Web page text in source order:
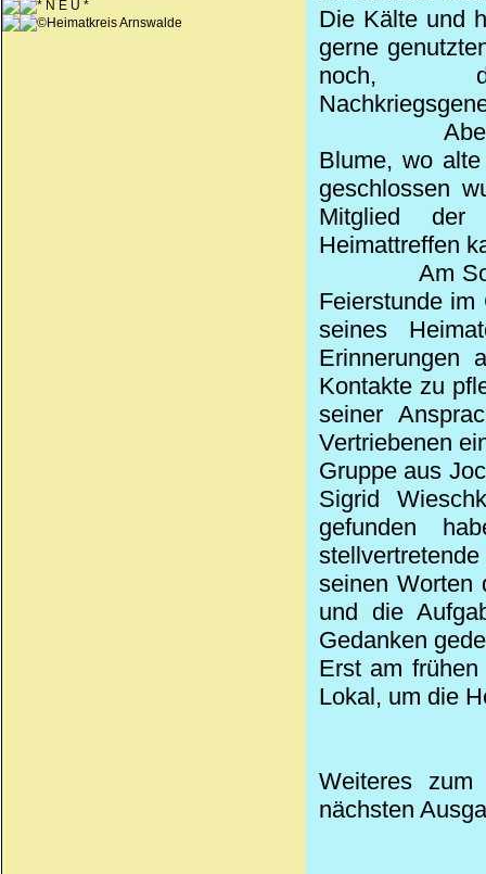
* N E U *
©Heimatkreis Arnswalde
Die Kälte und
gerne
noch,
Blume, wo
geschlossen
Mitglied der
Heimattreffen
Am
Feierstunde im
seines
Erinnerungen
Kontakte zu
seiner
Vertriebenen
Gruppe aus
Sigrid
gefunden
seinen Worten
und die
Gedanken
Erst am
Lokal, um die
Weiteres
nächsten